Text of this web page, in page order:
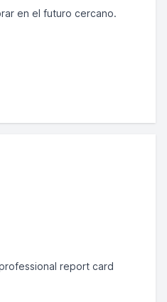
en el futuro cercano.
report card